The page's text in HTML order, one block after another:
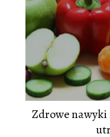
Zdrowe nawyki